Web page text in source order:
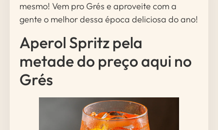
mesmo! Vem pro Grés e aproveite com a
gente o melhor dessa época deliciosa do ano!
Aperol Spritz pela
metade do preço aqui no
Grés